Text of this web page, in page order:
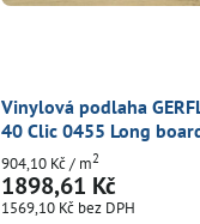
Vinylová podlaha
40 Clic 0455 Long
1898,61 Kč
1569,10 Kč bez DPH
904,10 Kč/ m2